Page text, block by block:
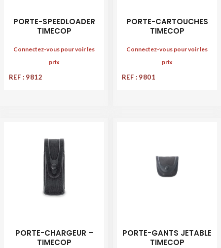
PORTE-SPEEDLOADER
TIMECOP
Connectez-vous pour voir les
prix
REF : 9812
PORTE-CARTOUCHES
TIMECOP
Connectez-vous pour voir les
prix
REF : 9801
PORTE-CHARGEUR –
TIMECOP
PORTE-GANTS JETABLE
TIMECOP